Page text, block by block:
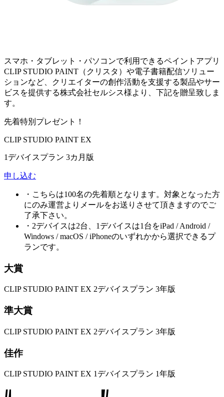
スマホ・タブレット・パソコンで利用できるペイントアプリ
CLIP STUDIO PAINT（クリスタ）や電子書籍配信ソリュー
ションなど、クリエイターの創作活動を支援する製品やサー
ビスを提供する株式会社セルシス様より、下記を贈呈致しま
す。
先着特別プレゼント！
CLIP STUDIO PAINT EX
1デバイスプラン 3カ月版
申し込む
・こちらは100名の先着順となります。対象となった方
にのみ運営よりメールをお送りさせて頂きますのでご
了承下さい。
・2デバイスは2台、1デバイスは1台をiPad / Android /
Windows / macOS / iPhoneのいずれかから選択できるプ
ランです。
大賞
CLIP STUDIO PAINT EX 2デバイスプラン 3年版
準大賞
CLIP STUDIO PAINT EX 2デバイスプラン 3年版
佳作
CLIP STUDIO PAINT EX 1デバイスプラン 1年版